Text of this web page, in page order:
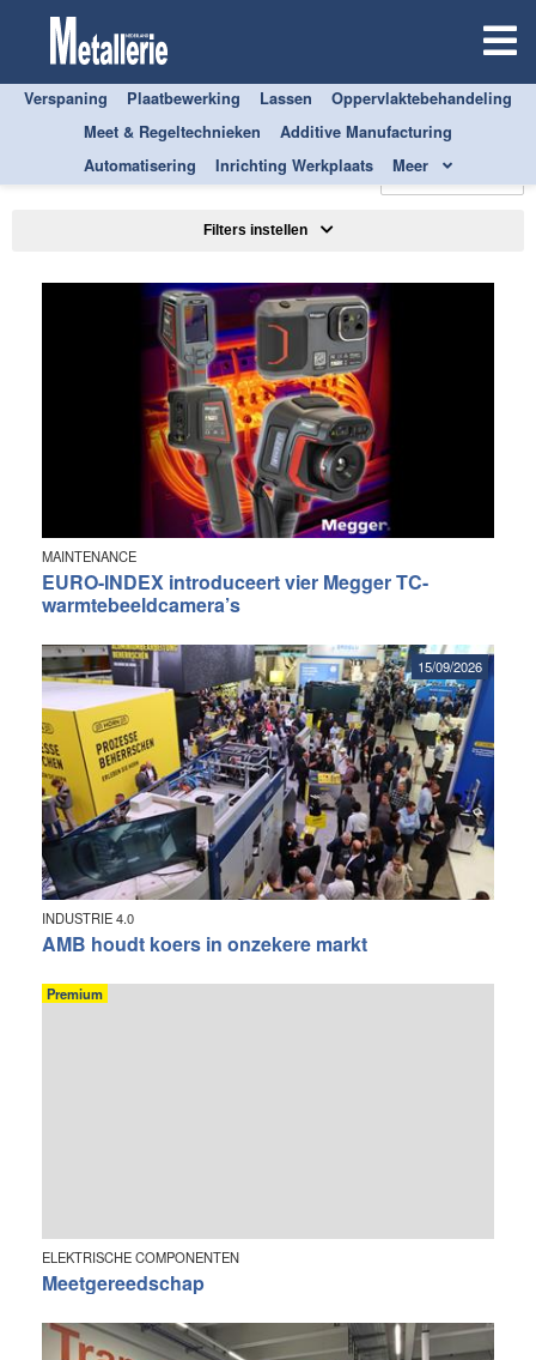
Verspaning Plaatbewerking Lassen
Oppervlaktebehandeling
Meet & Regeltechnieken
Additive Manufacturing
Automatisering
Inrichting Werkplaats Meer
MEET & REGELTECHNIEKEN
Sorteren op
Filters instellen
MAINTENANCE
EURO-INDEX introduceert vier Megger TC-
warmtebeeldcamera’s
INDUSTRIE 4.0
AMB houdt koers in onzekere markt
15/09/2026
Premium
ELEKTRISCHE COMPONENTEN
Meetgereedschap